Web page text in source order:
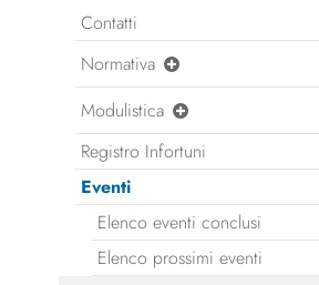
Contatti
Normativa
Modulistica
Registro Infortuni
Eventi
Elenco eventi conclusi
Elenco prossimi eventi